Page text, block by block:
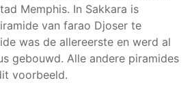
Memphis. In Sakkara is
van farao Djoser te
was de allereerste en werd al
gebouwd. Alle andere piramides
voorbeeld.